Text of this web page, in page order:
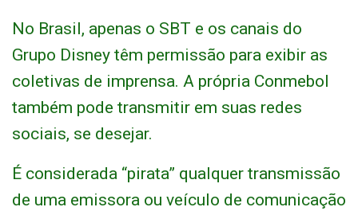
No Brasil, apenas o SBT e os canais do
Grupo Disney têm permissão para exibir as
coletivas de imprensa. A própria Conmebol
também pode transmitir em suas redes
sociais, se desejar.
É considerada “pirata” qualquer transmissão
de uma emissora ou veículo de comunicação